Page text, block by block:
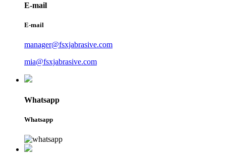
E-mail
E-mail
manager@fsxjabrasive.com
mia@fsxjabrasive.com
Whatsapp
Whatsapp